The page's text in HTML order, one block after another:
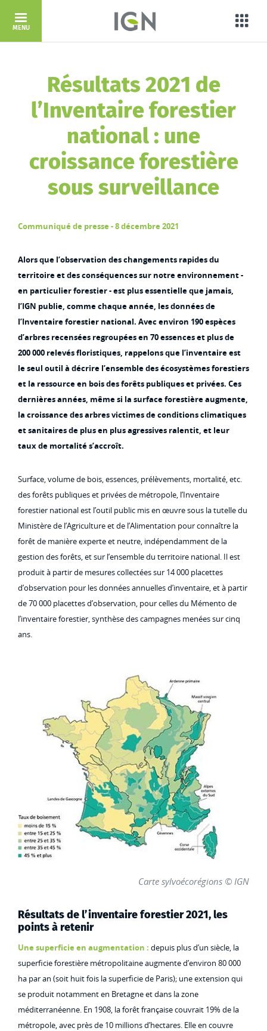
Aller au contenu principal
MENU
Résultats 2021 de
l’Inventaire forestier
national : une
croissance forestière
sous surveillance
Communiqué de presse - 8 décembre 2021
Alors que l’observation des changements rapides du
territoire et des conséquences sur notre environnement -
en particulier forestier - est plus essentielle que jamais,
l’IGN publie, comme chaque année, les données de
l’Inventaire forestier national. Avec environ 190 espèces
d’arbres recensées regroupées en 70 essences et plus de
200 000 relevés floristiques, rappelons que l’inventaire est
le seul outil à décrire l’ensemble des écosystèmes forestiers
et la ressource en bois des forêts publiques et privées. Ces
dernières années, même si la surface forestière augmente,
la croissance des arbres victimes de conditions climatiques
et sanitaires de plus en plus agressives ralentit, et leur
taux de mortalité s’accroît.
Surface, volume de bois, essences, prélèvements, mortalité, etc.
des forêts publiques et privées de métropole, l’Inventaire
forestier national est l’outil public mis en œuvre sous la tutelle du
Ministère de l’Agriculture et de l’Alimentation pour connaître la
forêt de manière experte et neutre, indépendamment de la
gestion des forêts, et sur l’ensemble du territoire national. Il est
produit à partir de mesures collectées sur 14 000 placettes
d’observation pour les données annuelles d’inventaire, et à partir
de 70 000 placettes d’observation, pour celles du Mémento de
l’inventaire forestier, synthèse des campagnes menées sur cinq
ans.
Carte sylvoécorégions © IGN
Résultats de l’inventaire forestier 2021, les
points à retenir
Une superficie en augmentation : depuis plus d’un siècle, la
superficie forestière métropolitaine augmente d’environ 80 000
ha par an (soit huit fois la superficie de Paris); une extension qui
se produit notamment en Bretagne et dans la zone
méditerranéenne. En 1908, la forêt française couvrait 19% de la
métropole, avec près de 10 millions d’hectares. Elle en couvre